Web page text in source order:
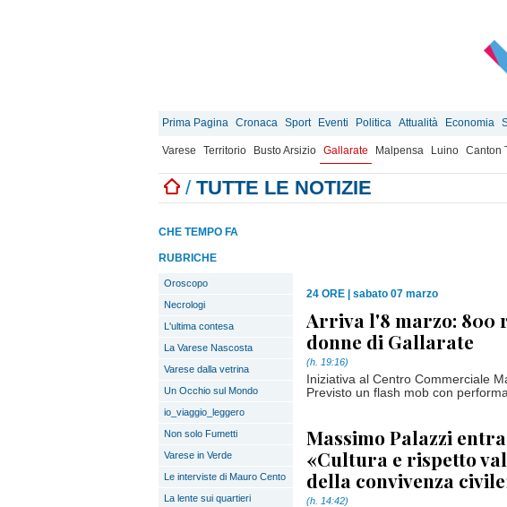
Prima Pagina Cronaca Sport Eventi Politica Attualità Economia
Varese Territorio Busto Arsizio Gallarate Malpensa Luino Canton
/ TUTTE LE NOTIZIE
CHE TEMPO FA
RUBRICHE
Oroscopo
Necrologi
L'ultima contesa
La Varese Nascosta
Varese dalla vetrina
Un Occhio sul Mondo
io_viaggio_leggero
Non solo Fumetti
Varese in Verde
Le interviste di Mauro Cento
La lente sui quartieri
24 ORE sabato 07 marzo
Arriva l'8 marzo: 800
donne di Gallarate
(h. 19:16)
Iniziativa al Centro Commerciale
Previsto un flash mob con
Massimo Palazzi
«Cultura e rispetto
della convivenza
(h. 14:42)